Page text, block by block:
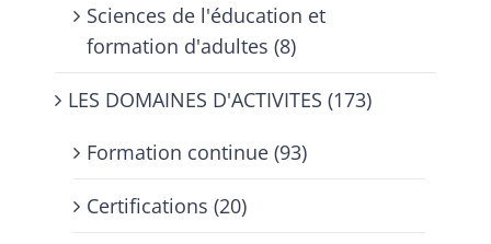
Sciences de l'éducation et
formation d'adultes (8)
LES DOMAINES D'ACTIVITES (173)
Formation continue (93)
Certifications (20)